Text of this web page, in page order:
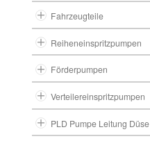
Fahrzeugteile
Reiheneinspritzpumpen
Förderpumpen
Verteilereinspritzpumpen
PLD Pumpe Leitung Düse